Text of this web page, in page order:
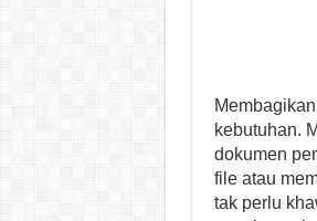
kebutuhan.
dokumen
file atau
tak perlu